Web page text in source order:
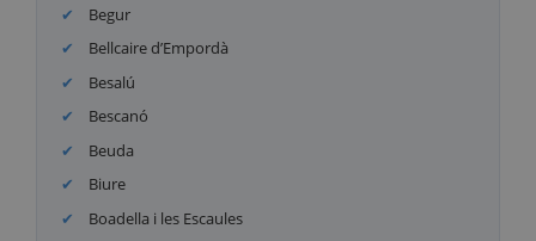
Begur
Bellcaire d’Empordà
Besalú
Bescanó
Beuda
Biure
Boadella i les Escaules